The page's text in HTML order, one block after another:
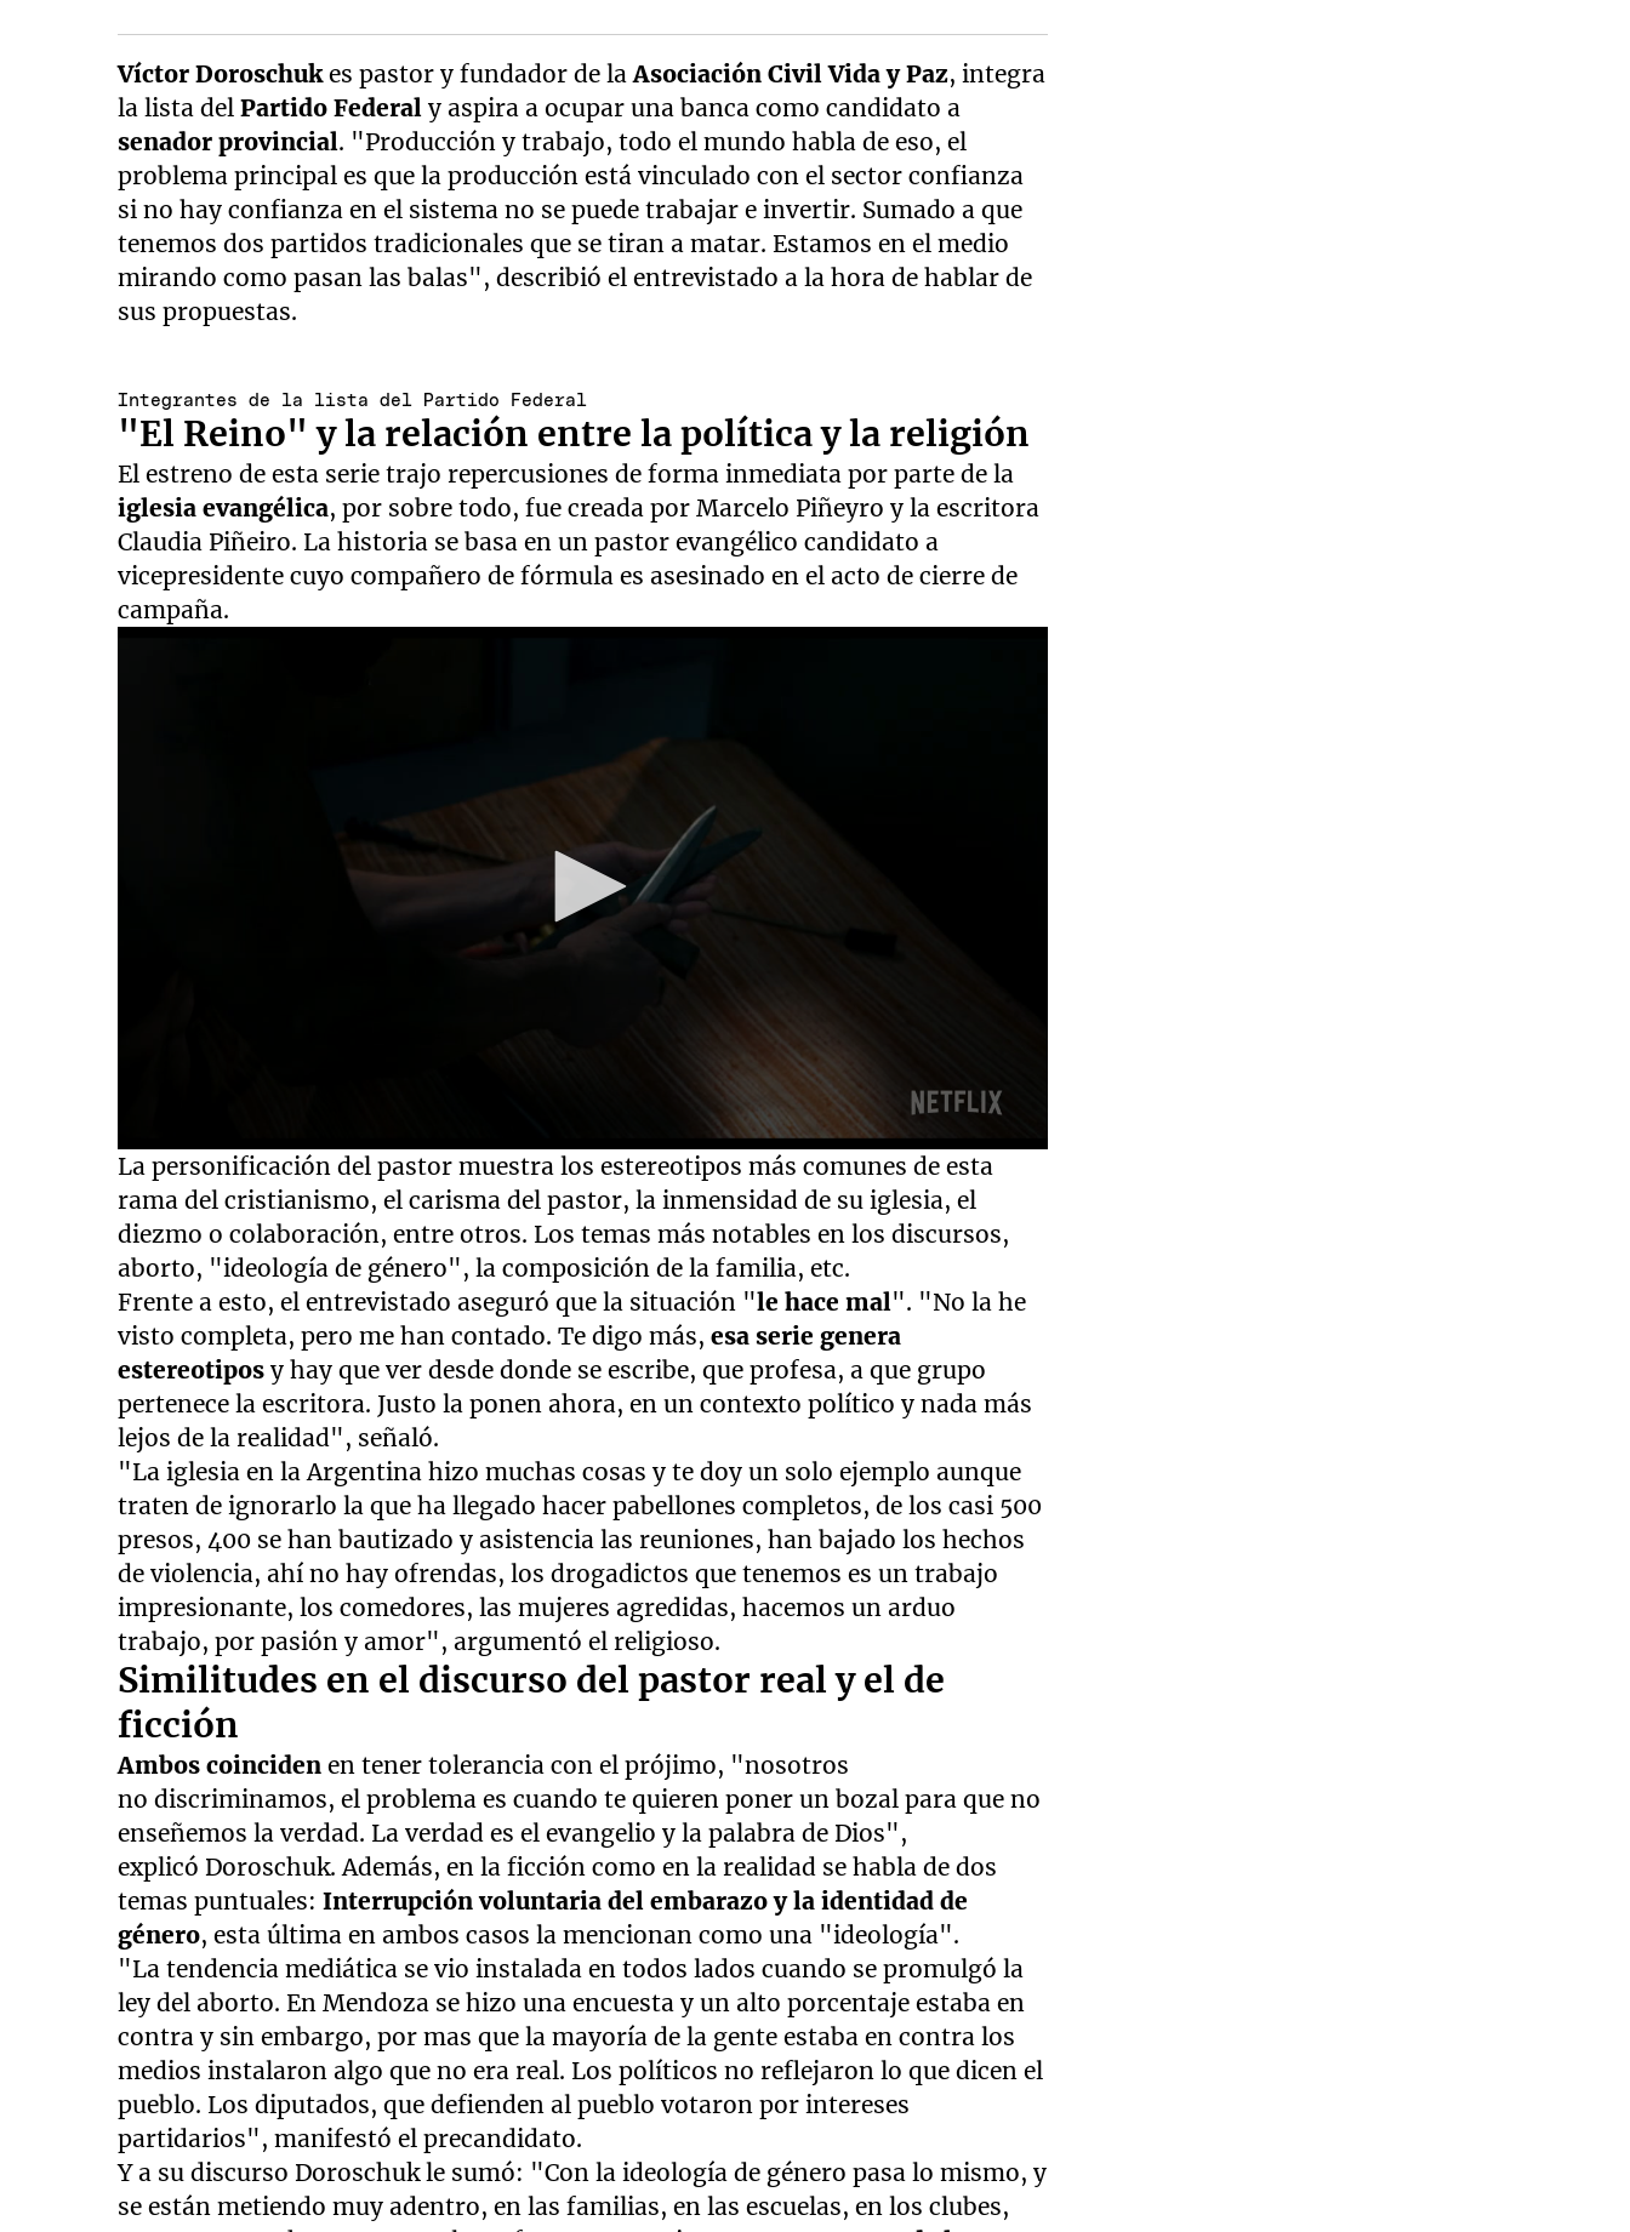
Víctor Doroschukes pastor y fundador de laAsociación Civil Vida y Paz, integra
la lista delPartido Federal y aspira a ocupar una banca como candidato a
senador provincial. "Producción y trabajo, todo el mundo habla de eso, el
problema principal es que la producción está vinculado con el sector confianza
si no hay confianza en el sistema no se puede trabajar e invertir. Sumado a que
tenemos dos partidos tradicionales que se tiran a matar. Estamos en el medio
mirando como pasan las balas", describió el entrevistado a la hora de hablar de
sus propuestas.
Integrantes de la lista del Partido Federal
"El Reino" y la relación entre la política y la religión
El estreno de esta serie trajo repercusiones de forma inmediata por parte de la
iglesia evangélica, por sobre todo, fue creada por Marcelo Piñeyro y la escritora
Claudia Piñeiro. La historia se basa en un pastor evangélico candidato a
vicepresidente cuyo compañero de fórmula es asesinado en el acto de cierre de
campaña.
0
seconds
of
1
minute,
58
secondsVolume
90%
La personificación del pastor muestra los estereotipos más comunes de esta
rama del cristianismo, el carisma del pastor, la inmensidad de su iglesia, el
diezmo o colaboración, entre otros. Los temas más notables en los discursos,
aborto, "ideología de género", la composición de la familia, etc.
Frente a esto, el entrevistado aseguró que la situación "le hace mal". "No la he
visto completa, pero me han contado. Te digo más,esa serie genera
estereotiposy hay que ver desde donde se escribe, que profesa, a que grupo
pertenece la escritora. Justo la ponen ahora, en un contexto político y nada más
lejos de la realidad", señaló.
"La iglesia en la Argentina hizo muchas cosas y te doy un solo ejemplo aunque
traten de ignorarlo la que ha llegado hacer pabellones completos, de los casi 500
presos, 400 se han bautizado y asistencia las reuniones, han bajado los hechos
de violencia, ahí no hay ofrendas, los drogadictos que tenemos es un trabajo
impresionante, los comedores, las mujeres agredidas, hacemos un arduo
trabajo, por pasión y amor", argumentó el religioso.
Similitudes en el discurso del pastor real y el de
ficción
Ambos coinciden en tener tolerancia con el prójimo, "nosotros
no discriminamos, el problema es cuando te quieren poner un bozal para que no
enseñemos la verdad. La verdad es el evangelio y la palabra de Dios",
explicó Doroschuk. Además, en la ficción como en la realidad se habla de dos
temas puntuales: Interrupción voluntaria del embarazo y la identidad de
género, esta última en ambos casos la mencionan como una "ideología".
"La tendencia mediática se vio instalada en todos lados cuando se promulgó la
ley del aborto. En Mendoza se hizo una encuesta y un alto porcentaje estaba en
contra y sin embargo, por mas que la mayoría de la gente estaba en contra los
medios instalaron algo que no era real. Los políticos no reflejaron lo que dicen el
pueblo. Los diputados, que defienden al pueblo votaron por intereses
partidarios", manifestó el precandidato.
Y a su discurso Doroschuk le sumó: "Con la ideología de género pasa lo mismo, y
se están metiendo muy adentro, en las familias, en las escuelas, en los clubes,